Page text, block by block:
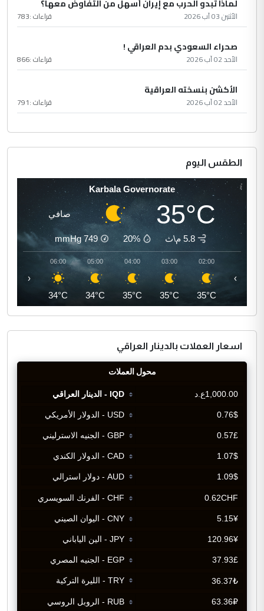
لماذا تبدو الحرب مع إيران أسهل من التفاوض معها؟
الأثنين 03 آب 2026 قراءات :783
صحراء السعودي بدم العراقي !
الأحد 02 آب 2026 قراءات :866
الأكشن بنسخته العراقية
الأحد 02 آب 2026 قراءات :791
الطقس اليوم
Karbala Governorate
35°C صافي
5.8 م\ث 20%
749
mmHg
02:00
35°C
03:00
35°C
04:00
35°C
05:00
34°C
06:00
34°C
‹ ›
اسعار العملات بالدينار العراقي